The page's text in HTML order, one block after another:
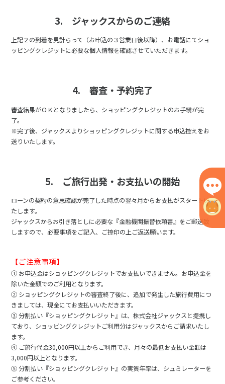
3. ジャックスからのご連絡
上記２の到着を見計らって（お申込の３営業日後以降）、お電話にてショ
ッピングクレジットに必要な個人情報を確認させていただきます。
4. 審査・予約完了
審査結果がＯＫとなりましたら、ショッピングクレジットのお手続が完
了。
※完了後、ジャックスよりショッピングクレジットに関する申込控えをお
送りいたします。
5. ご旅行出発・お支払いの開始
ローンの契約の意思確認が完了した時点の翌々月からお支払がスタートい
たします。
ジャックスからお引き落としに必要な『金融機関振替依頼書』をご郵送致
しますので、必要事項をご記入、ご捺印の上ご返送願います。
【ご注意事項】
① お申込金はショッピングクレジットでお支払いできません。お申込金を
除いた金額でのご利用となります。
② ショッピングクレジットの審査終了後に、追加で発生した旅行費用につ
きましては、現金にてお支払いいただきます。
③ 分割払い『ショッピングクレジット』は、株式会社ジャックスと提携し
ており、ショッピングクレジットご利用分はジャックスからご請求いたし
ます。
④ ご旅行代金30,000円以上からご利用でき、月々の最低お支払い金額は
3,000円以上となります。
⑤ 分割払い『ショッピングクレジット』の実質年率は、シュミレーターを
ご参考ください。